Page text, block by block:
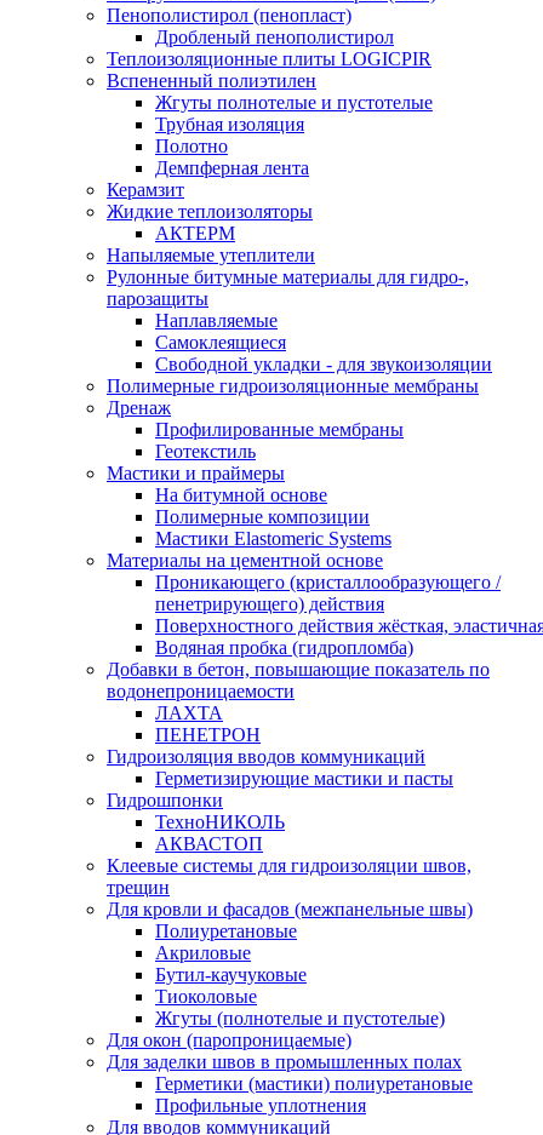
Пенополистирол (пенопласт)
Дробленый пенополистирол
Теплоизоляционные плиты LOGICPIR
Вспененный полиэтилен
Жгуты полнотелые и пустотелые
Трубная изоляция
Полотно
Демпферная лента
Керамзит
Жидкие теплоизоляторы
АКТЕРМ
Напыляемые утеплители
Рулонные битумные материалы для гидро-,
парозащиты
Наплавляемые
Самоклеящиеся
Свободной укладки - для звукоизоляции
Полимерные гидроизоляционные мембраны
Дренаж
Профилированные мембраны
Геотекстиль
Мастики и праймеры
На битумной основе
Полимерные композиции
Мастики Elastomeric Systems
Материалы на цементной основе
Проникающего (кристаллообразующего /
пенетрирующего) действия
Поверхностного действия жёсткая,
Водяная пробка (гидропломба)
Добавки в бетон, повышающие показатель по
водонепроницаемости
ЛАХТА
ПЕНЕТРОН
Гидроизоляция вводов коммуникаций
Герметизирующие мастики и пасты
Гидрошпонки
ТехноНИКОЛЬ
АКВАСТОП
Клеевые системы для гидроизоляции швов,
трещин
Для кровли и фасадов (межпанельные швы)
Полиуретановые
Акриловые
Бутил-каучуковые
Тиоколовые
Жгуты (полнотелые и пустотелые)
Для окон (паропроницаемые)
Для заделки швов в промышленных полах
Герметики (мастики) полиуретановые
Профильные уплотнения
Для вводов коммуникаций